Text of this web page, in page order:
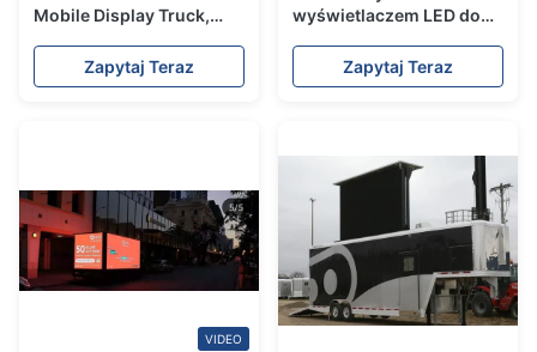
Mobile Display Truck,
wideo 6mm Pixel Pitch
Zapytaj Teraz
wyświetlaczem LED do
1R1G1B Long Life Span
Zapytaj Teraz
VIDEO